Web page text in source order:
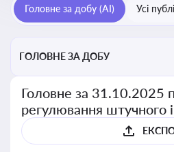
Головне за добу (AI) Усі
ГОЛОВНЕ ЗА ДОБУ
Головне за 31.10.2025
регулювання штучного